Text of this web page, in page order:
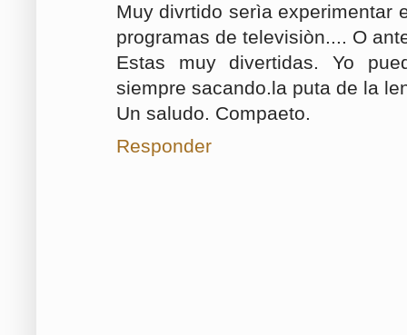
Muy divrtido serìa experimentar
programas de televisiòn.... O
Estas muy divertidas. Yo
siempre sacando.la puta de la
Un saludo. Compaeto.
Responder